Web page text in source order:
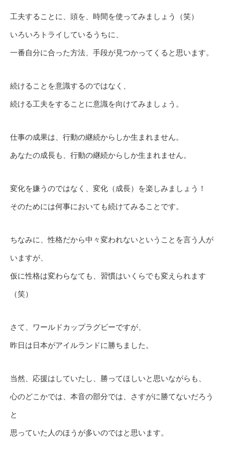
工夫することに、頭を、時間を使ってみましょう（笑）
いろいろトライしているうちに、
一番自分に合った方法、手段が見つかってくると思います。
続けることを意識するのではなく、
続ける工夫をすることに意識を向けてみましょう。
仕事の成果は、行動の継続からしか生まれません。
あなたの成長も、行動の継続からしか生まれません。
変化を嫌うのではなく、変化（成長）を楽しみましょう！
そのためには何事においても続けてみることです。
ちなみに、性格だから中々変われないということを言う人が
いますが、
仮に性格は変わらなても、習慣はいくらでも変えられます
（笑）
さて、ワールドカップラグビーですが、
昨日は日本がアイルランドに勝ちました。
当然、応援はしていたし、勝ってほしいと思いながらも、
心のどこかでは、本音の部分では、さすがに勝てないだろう
と
思っていた人のほうが多いのではと思います。